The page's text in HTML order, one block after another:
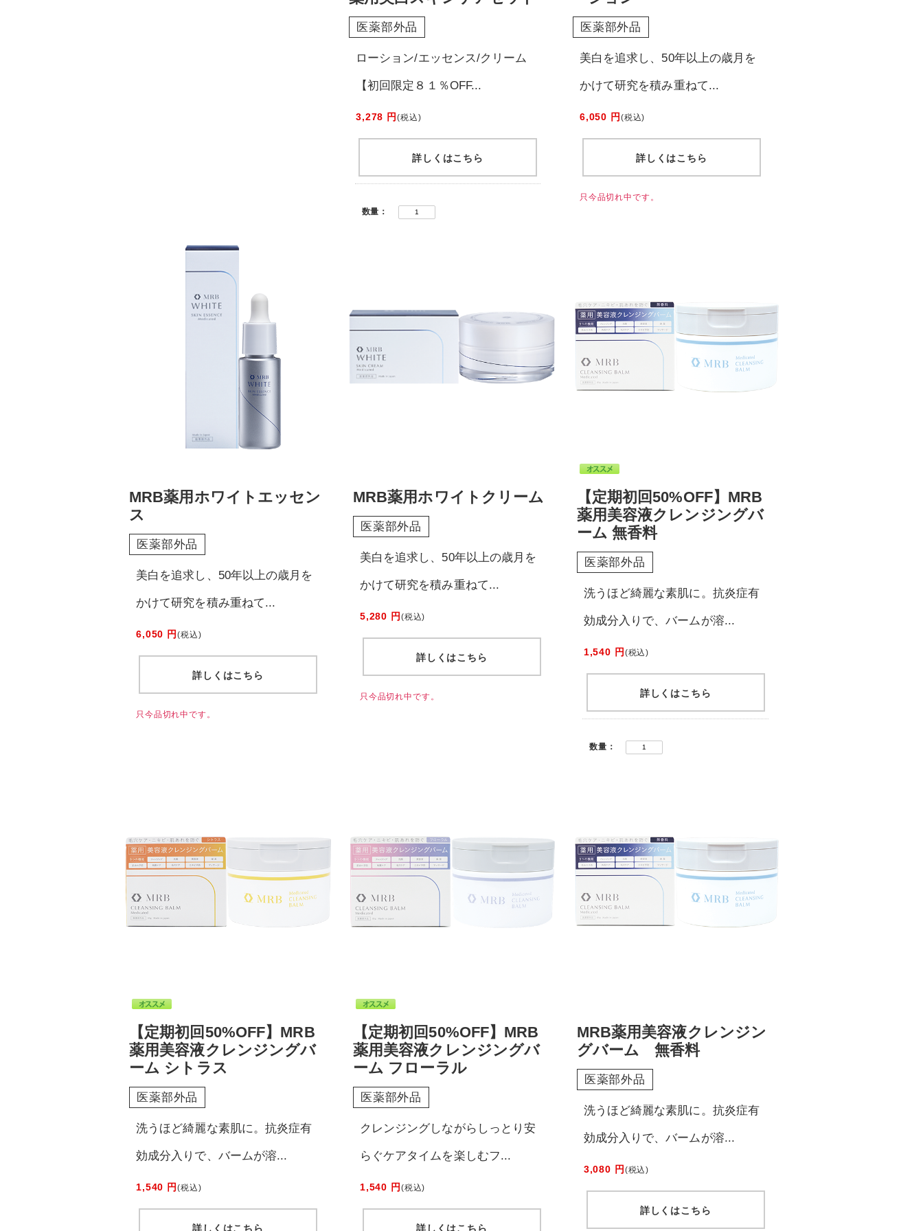
医薬部外品
ローション/エッセンス/クリーム
【初回限定８１％OFF...
3,278 円 (税込)
詳しくはこちら
数量：
医薬部外品
美白を追求し、50年以上の歳月を
かけて研究を積み重ねて...
6,050 円 (税込)
詳しくはこちら
只今品切れ中です。
MRB薬用ホワイトエッセン
ス
医薬部外品
美白を追求し、50年以上の歳月を
かけて研究を積み重ねて...
6,050 円 (税込)
詳しくはこちら
只今品切れ中です。
MRB薬用ホワイトクリーム
医薬部外品
美白を追求し、50年以上の歳月を
かけて研究を積み重ねて...
5,280 円 (税込)
詳しくはこちら
只今品切れ中です。
【定期初回50%OFF】MRB
薬用美容液クレンジングバ
ーム 無香料
医薬部外品
洗うほど綺麗な素肌に。抗炎症有
効成分入りで、バームが溶...
1,540 円 (税込)
詳しくはこちら
数量：
【定期初回50%OFF】MRB
薬用美容液クレンジングバ
ーム シトラス
医薬部外品
洗うほど綺麗な素肌に。抗炎症有
効成分入りで、バームが溶...
1,540 円 (税込)
詳しくはこちら
【定期初回50%OFF】MRB
薬用美容液クレンジングバ
ーム フローラル
医薬部外品
クレンジングしながらしっとり安
らぐケアタイムを楽しむフ...
1,540 円 (税込)
詳しくはこちら
MRB薬用美容液クレンジン
グバーム 無香料
医薬部外品
洗うほど綺麗な素肌に。抗炎症有
効成分入りで、バームが溶...
3,080 円 (税込)
詳しくはこちら